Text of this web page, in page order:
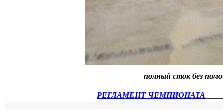
полный сток без
РЕГЛАМЕНТ ЧЕМПИОНАТА